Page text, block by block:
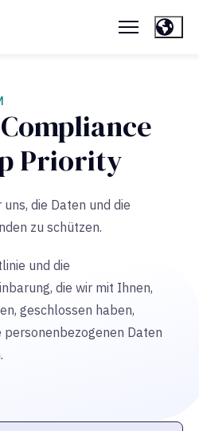
Priority
die Daten und die
zu schützen.
und die
die wir mit Ihnen,
geschlossen haben,
personenbezogenen Daten